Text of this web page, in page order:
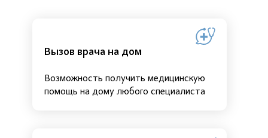
Вызов врача на дом
Возможность получить медицинскую
помощь на дому любого специалиста